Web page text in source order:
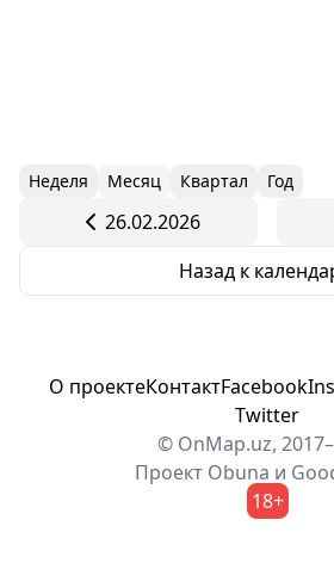
Неделя Месяц Квартал Год
26.02.2026
Назад к
О проектеКонтактFacebook
Twitter
© OnMap.uz,
Проект Obuna и
18+